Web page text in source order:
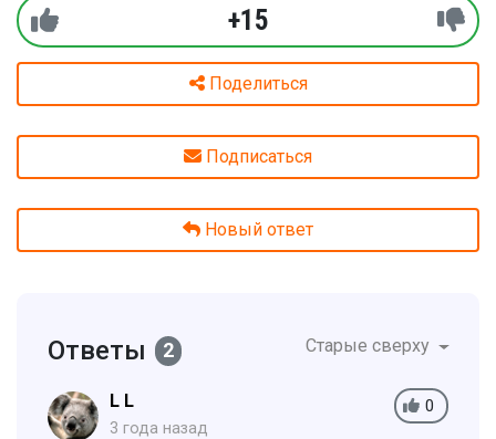
+15
Поделиться
Подписаться
Новый ответ
Ответы 2 Старые сверху
0
L L
3 года назад